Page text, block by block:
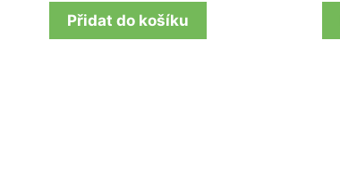
Přidat do košíku